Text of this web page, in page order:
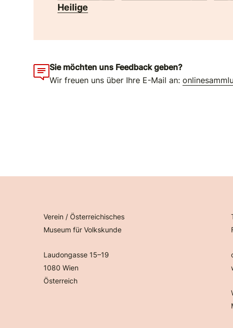
Heilige
Sie möchten uns Feedback geben?
Wir freuen uns über Ihre E-Mail an:
Verein / Österreichisches
Museum für Volkskunde
Laudongasse 15–19
1080 Wien
Österreich